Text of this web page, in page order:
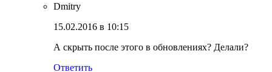
Dmitry
15.02.2016 в 10:15
А скрыть после этого в обновлениях? Делали?
Ответить